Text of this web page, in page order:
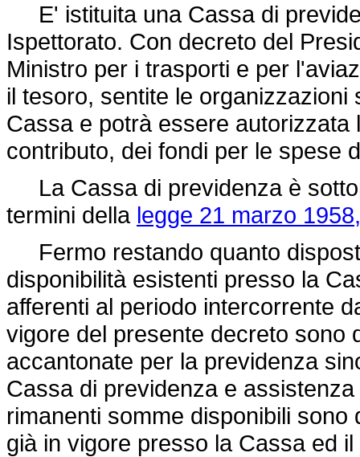
E' istituita una Cassa di
Ispettorato. Con decreto del
Ministro per i trasporti e per
il tesoro, sentite le
Cassa e potrà essere
contributo, dei fondi per le spese
La Cassa di previdenza è
termini della legge 21 marzo
Fermo restando quanto
disponibilità esistenti presso la
afferenti al periodo intercorrente
vigore del presente decreto sono
accantonate per la previdenza
Cassa di previdenza e
rimanenti somme disponibili
già in vigore presso la Cassa ed